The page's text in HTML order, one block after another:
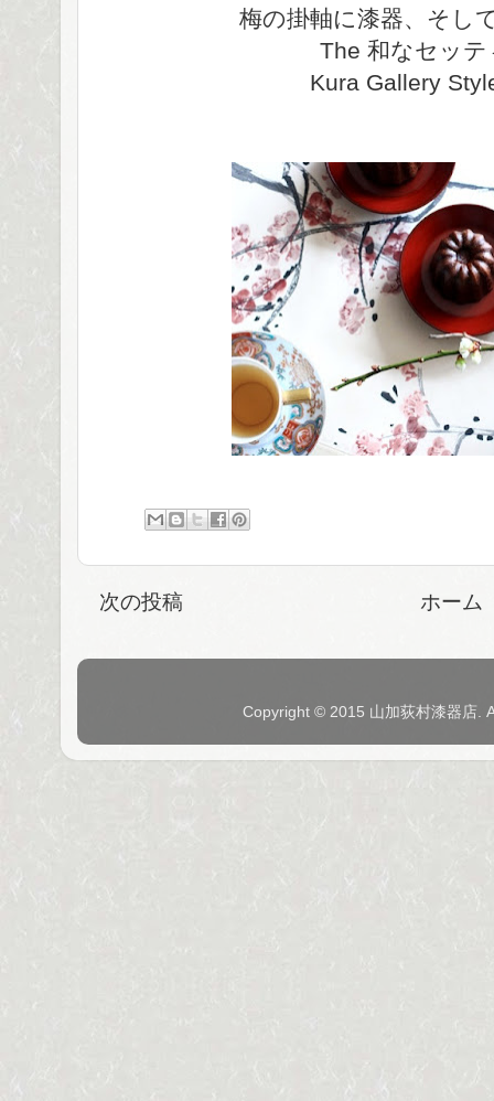
梅の掛軸に漆器、そし
The 和なセッ
Kura Gallery
次の投稿 ホーム
Copyright © 2015 山加荻村漆器店.